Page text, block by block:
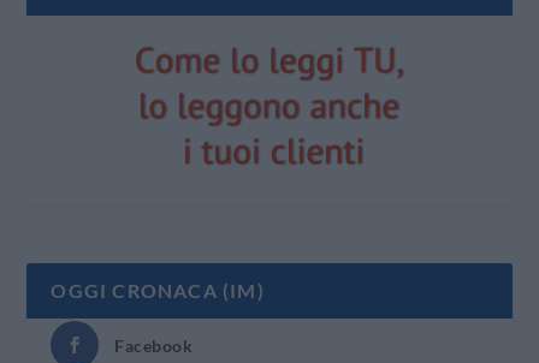
OGGI CRONACA (IM)
Facebook